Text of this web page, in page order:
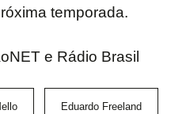
temporada.
e Rádio Brasil
Eduardo Freeland